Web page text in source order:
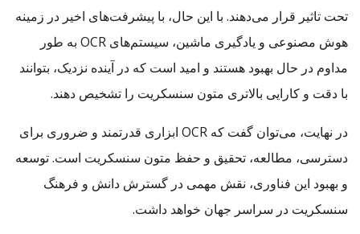
تحت تاثیر قرار می‌دهند. با این حال، با پیشرفت‌های اخیر در زمینه
هوش مصنوعی و یادگیری ماشین، سیستم‌های OCR به طور
مداوم در حال بهبود هستند و امید است که در آینده نزدیک، بتوانند
با دقت و کارایی بالاتری متون سنسکریت را تشخیص دهند.
در نهایت، می‌توان گفت که OCR ابزاری قدرتمند و ضروری برای
دسترسی، مطالعه، تحقیق و حفظ متون سنسکریت است. توسعه
و بهبود این فناوری، نقش مهمی در گسترش دانش و فرهنگ
سنسکریت در سراسر جهان خواهد داشت.